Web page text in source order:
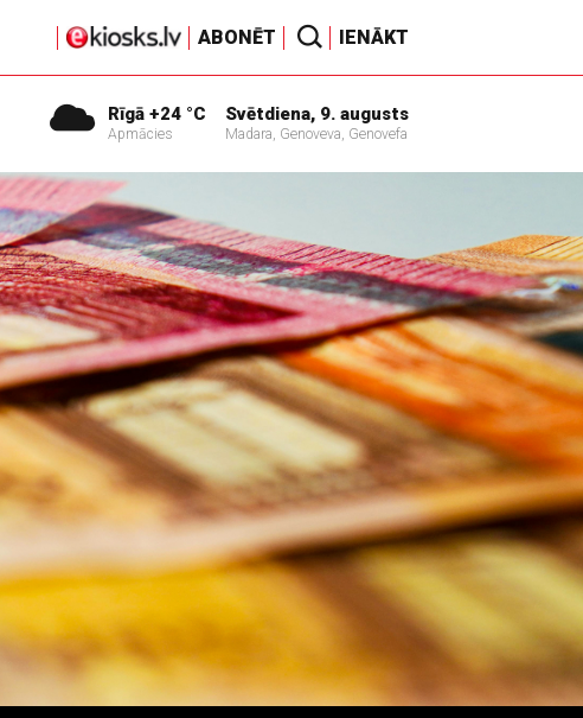
ABONĒT IENĀKT
Rīgā +24 °C
Apmācies
Svētdiena, 9. augusts
Madara, Genoveva, Genovefa